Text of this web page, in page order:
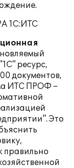
1С:ИТС
ресурс,
документов,
ИТС ПРОФ –
Это
правильно